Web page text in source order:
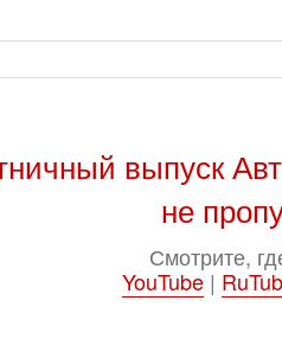
выпуск
не
Смотрите,
YouTube|